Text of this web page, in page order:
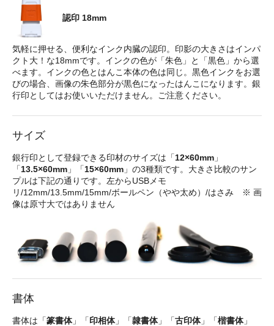
認印 18mm
気軽に押せる、便利なインク内臓の認印。印影の大きさはインパ
クト大！な18mmです。インクの色が「朱色」と「黒色」から選
べます。インクの色とはんこ本体の色は同じ。黒色インクをお選
びの場合、画像の朱色部分が黒色になったはんこになります。銀
行印としてはお使いいただけません。ご注意ください。
サイズ
銀行印として登録できる印材のサイズは「12×60mm 」
「13.5×60mm 」「15×60mm 」の3種類です。大きさ比較のサン
プルは下記の通りです。左からUSBメモ
リ/12mm/13.5mm/15mm/ボールペン（やや太め）/はさみ ※ 画
像は原寸大ではありません
書体
書体は「篆書体」「印相体」「隷書体」「古印体」「楷書体」